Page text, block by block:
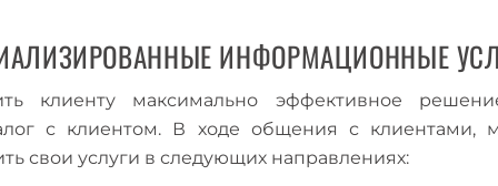
ИНФОРМАЦИОННЫЕ
клиенту максимально эффективное
с клиентом. В ходе общения с клиентами,
свои услуги в следующих направлениях: